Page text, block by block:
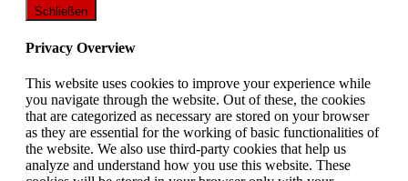
Schließen
Privacy Overview
This website uses cookies to improve your experience while
you navigate through the website. Out of these, the cookies
that are categorized as necessary are stored on your browser
as they are essential for the working of basic functionalities of
the website. We also use third-party cookies that help us
analyze and understand how you use this website. These